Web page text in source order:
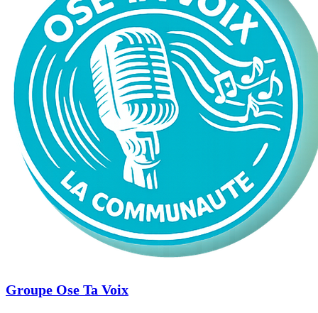
Groupe Ose Ta Voix